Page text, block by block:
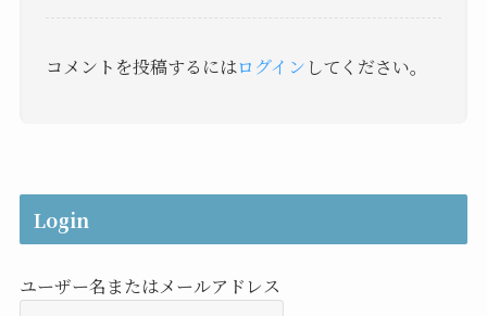
コメントを投稿するにはログイン してください。
Login
ユーザー名またはメールアドレス